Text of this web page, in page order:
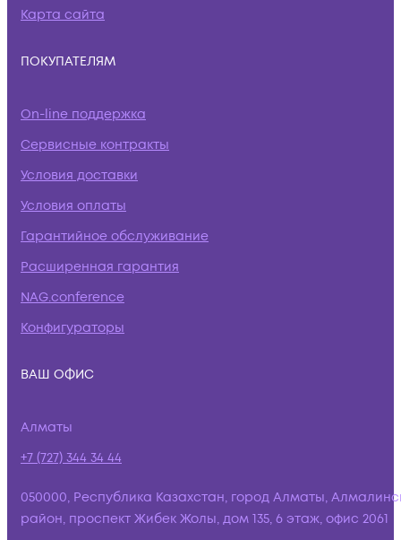
Карта сайта
ПОКУПАТЕЛЯМ
On-line поддержка
Сервисные контракты
Условия доставки
Условия оплаты
Гарантийное обслуживание
Расширенная гарантия
NAG.conference
Конфигураторы
ВАШ ОФИС
Алматы
+7 (727) 344 34 44
050000, Республика Казахстан, город Алматы,
район, проспект Жибек Жолы, дом 135, 6 этаж, офис 2061